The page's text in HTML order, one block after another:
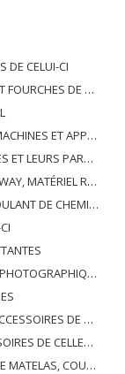
DE CELUI-CI
CELLES-CI, EN METAL DE BASE
PARTIES DE CELLES-CI
SON EN TÉLÉVISION, PIÈCES ET ACCESSOIRES DE TELS ARTICLES
DE TRAFIC MÉCANIQUE (Y COMPRIS ÉLECTRO-MÉCANIQUE) DE TOUS TYPES
LEURS PIÈCES ET ACCESSOIRES
OU DE CHIRURGIE; PIÈCES ET ACCESSOIRES
DE TELS ARTICLES
DE CELLES-CI
DE NOMS LUMINEUSES ET SIMILAIRES; BÂTIMENTS PRÉFABRIQUÉS